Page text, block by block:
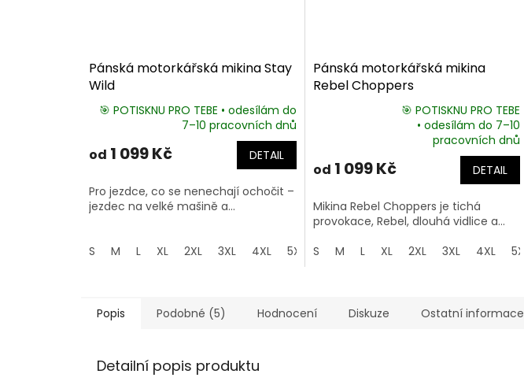
Pánská motorkářská mikina Stay
Wild
🎯 POTISKNU PRO TEBE • odesílám do
7–10 pracovních dnů
od 1 099 Kč DETAIL
Pro jezdce, co se nenechají ochočit –
jezdec na velké mašině a...
S M L XL 2XL 3XL 4XL 5XL
Pánská motorkářská mikina
Rebel Choppers
je
z
5
hvězdiček.
🎯 POTISKNU PRO TEBE
• odesílám do 7–10
pracovních dnů
od 1 099 Kč DETAIL
Mikina Rebel Choppers je tichá
provokace, Rebel, dlouhá vidlice a...
S
M L XL 2XL 3XL 4XL 5XL
Popis Podobné (5) Hodnocení Diskuze Ostatní informace
Detailní popis produktu